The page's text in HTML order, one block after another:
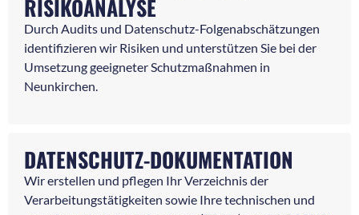
RISIKOANALYSE
Durch Audits und Datenschutz-Folgenabschätzungen
identifizieren wir Risiken und unterstützen Sie bei der
Umsetzung geeigneter Schutzmaßnahmen in
Neunkirchen.
DATENSCHUTZ-DOKUMENTATION
Wir erstellen und pflegen Ihr Verzeichnis der
Verarbeitungstätigkeiten sowie Ihre technischen und